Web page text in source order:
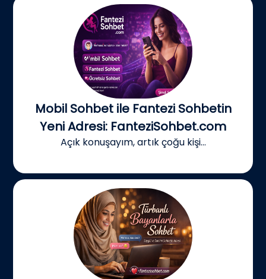
Mobil Sohbet ile Fantezi Sohbetin
Yeni Adresi: FanteziSohbet.com
Açık konuşayım, artık çoğu kişi...